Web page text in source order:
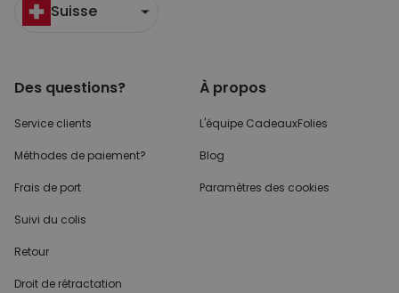
Suisse
Des questions?
Service clients
Méthodes de paiement?
Frais de port
Suivi du colis
Retour
Droit de rétractation
À propos
L'équipe CadeauxFolies
Blog
Paramètres des cookies